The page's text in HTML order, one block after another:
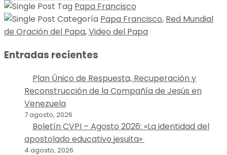
Papa Francisco
Papa Francisco, Red Mundial
de Oración del Papa,Video del Papa
Entradas recientes
Plan Único de Respuesta, Recuperación y
Reconstrucción de la Compañía de Jesús en
Venezuela
7 agosto, 2026
Boletín CVPI – Agosto 2026: «La identidad del
apostolado educativo jesuita»
4 agosto, 2026